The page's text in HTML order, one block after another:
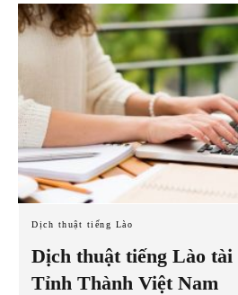
Dịch thuật tiếng Lào
Dịch thuật tiếng Lào tài
Tỉnh Thành Việt Nam